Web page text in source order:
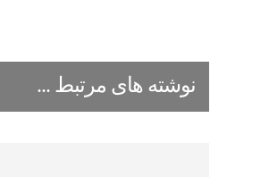
نوشته های مرتبط ...